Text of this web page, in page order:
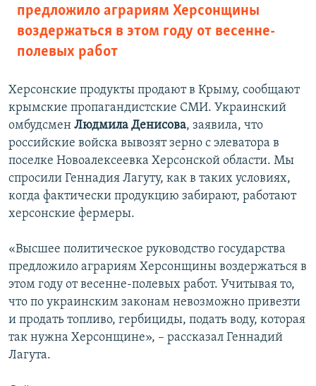
предложило аграриям Херсонщины
воздержаться в этом году от весенне-
полевых работ
Херсонские продукты продают в Крыму, сообщают
крымские пропагандистские СМИ. Украинский
омбудсмен Людмила Денисова, заявила, что
российские войска вывозят зерно с элеватора в
поселке Новоалексеевка Херсонской области. Мы
спросили Геннадия Лагуту, как в таких условиях,
когда фактически продукцию забирают, работают
херсонские фермеры.
«Высшее политическое руководство государства
предложило аграриям Херсонщины воздержаться в
этом году от весенне-полевых работ. Учитывая то,
что по украинским законам невозможно привезти
и продать топливо, гербициды, подать воду, которая
так нужна Херсонщине», – рассказал Геннадий
Лагута.